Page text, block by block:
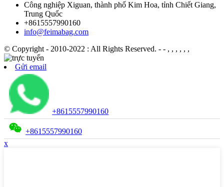
Công nghiệp Xiguan, thành phố Kim Hoa, tỉnh Chiết Giang,
Trung Quốc
+8615557990160
info@feimabag.com
© Copyright - 2010-2022 : All Rights Reserved. - - , , , , , ,
Gửi email
+8615557990160
+8615557990160
x